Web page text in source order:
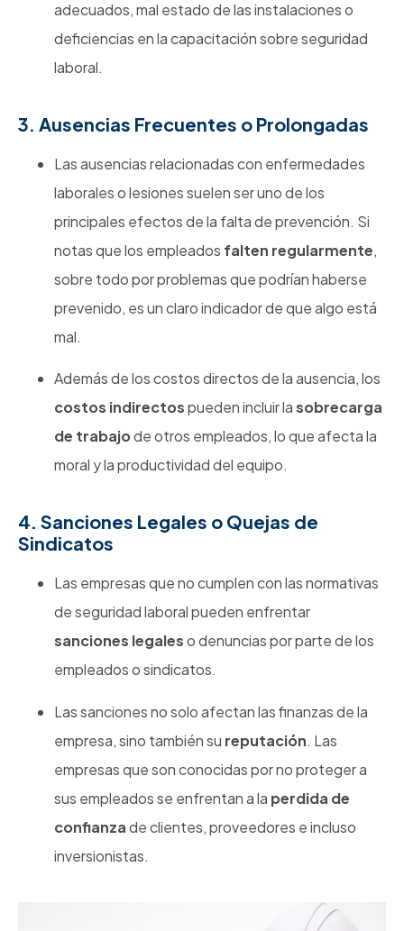
adecuados, mal estado de las instalaciones o
deficiencias en la capacitación sobre seguridad
laboral.
3. Ausencias Frecuentes o Prolongadas
Las ausencias relacionadas con enfermedades
laborales o lesiones suelen ser uno de los
principales efectos de la falta de prevención. Si
notas que los empleados falten regularmente,
sobre todo por problemas que podrían haberse
prevenido, es un claro indicador de que algo está
mal.
Además de los costos directos de la ausencia, los
costos indirectospueden incluir lasobrecarga
de trabajode otros empleados, lo que afecta la
moral y la productividad del equipo.
4. Sanciones Legales o Quejas de
Sindicatos
Las empresas que no cumplen con las normativas
de seguridad laboral pueden enfrentar
sanciones legaleso denuncias por parte de los
empleados o sindicatos.
Las sanciones no solo afectan las finanzas de la
empresa, sino también su reputación. Las
empresas que son conocidas por no proteger a
sus empleados se enfrentan a la perdida de
confianzade clientes, proveedores e incluso
inversionistas.